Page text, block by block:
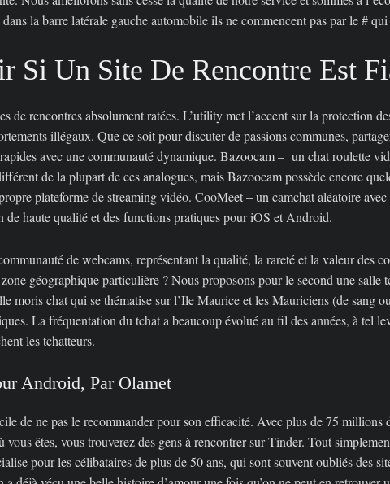
la barre latérale gauche automobile ils ne commencent pas par le # qui
Si Un Site De Rencontre Est
de rencontres absolument ratées. L’utility met l’accent sur la protection
illégaux. Que ce soit pour discuter de passions communes,
avec une communauté dynamique. Bazoocam – un chat roulette
de la plupart de ces analogues, mais Bazoocam possède encore
plateforme de streaming vidéo. CooMeet – un camchat aléatoire
de haute qualité et des functions pratiques pour iOS et Android.
de webcams, représentant la qualité, la rareté et la valeur des
géographique particulière ? Nous proposons pour le second une salle
moris chat qui se thématise sur l’Ile Maurice et les Mauriciens (de sang
La fréquentation du tchat a beaucoup évolué au fil des années, à tel
les tchatteurs.
Android, Par Olamet
de ne pas le recommander pour son efficacité. Avec plus de 75 millions
êtes, vous trouverez des gens à rencontrer sur Tinder. Tout
pour les célibataires de plus de 50 ans, qui sont souvent oubliés des